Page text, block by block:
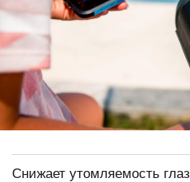
Снижает утомляемость глаз